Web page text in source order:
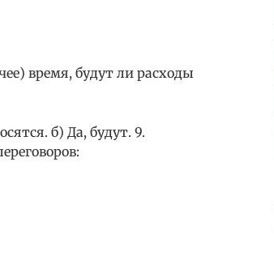
время, будут ли расходы
б) Да, будут. 9.